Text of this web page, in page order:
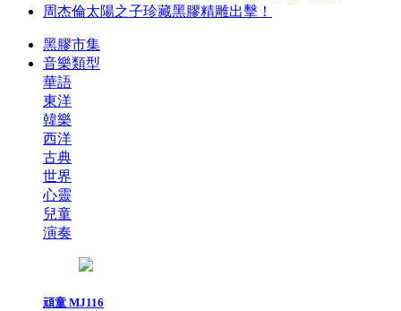
周杰倫太陽之子珍藏黑膠精雕出擊！
黑膠市集
音樂類型
華語
東洋
韓樂
西洋
古典
世界
心靈
兒童
演奏
頑童 MJ116